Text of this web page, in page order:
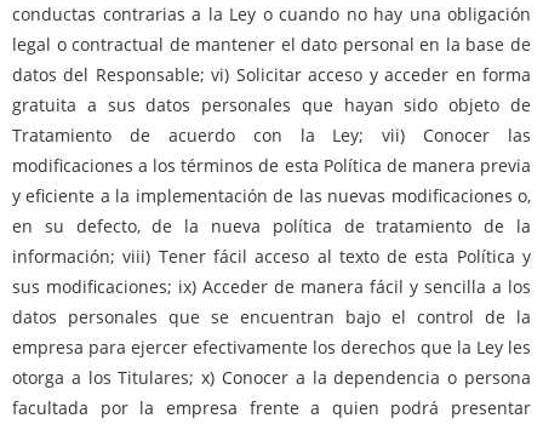
conductas contrarias a la Ley o cuando no hay una obligación
legal o contractual de mantener el dato personal en la base de
datos del Responsable; vi) Solicitar acceso y acceder en forma
gratuita a sus datos personales que hayan sido objeto de
Tratamiento de acuerdo con la Ley; vii) Conocer las
modificaciones a los términos de esta Política de manera previa
y eficiente a la implementación de las nuevas modificaciones o,
en su defecto, de la nueva política de tratamiento de la
información; viii) Tener fácil acceso al texto de esta Política y
sus modificaciones; ix) Acceder de manera fácil y sencilla a los
datos personales que se encuentran bajo el control de la
empresa para ejercer efectivamente los derechos que la Ley les
otorga a los Titulares; x) Conocer a la dependencia o persona
facultada por la empresa frente a quien podrá presentar